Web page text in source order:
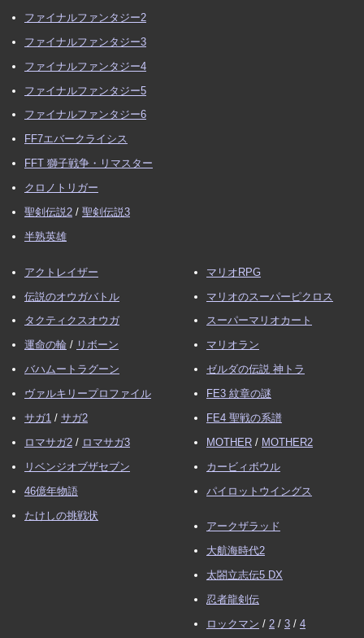
ファイナルファンタジー2
ファイナルファンタジー3
ファイナルファンタジー4
ファイナルファンタジー5
ファイナルファンタジー6
FF7エバークライシス
FFT 獅子戦争・リマスター
クロノトリガー
聖剣伝説2 / 聖剣伝説3
半熟英雄
アクトレイザー
伝説のオウガバトル
タクティクスオウガ
運命の輪 / リボーン
バハムートラグーン
ヴァルキリープロファイル
サガ1 / サガ2
ロマサガ2 / ロマサガ3
リベンジオブザセブン
46億年物語
たけしの挑戦状
マリオRPG
マリオのスーパーピクロス
スーパーマリオカート
マリオラン
ゼルダの伝説 神トラ
FE3 紋章の謎
FE4 聖戦の系譜
MOTHER / MOTHER2
カービィボウル
パイロットウイングス
アークザラッド
大航海時代2
太閤立志伝5 DX
忍者龍剣伝
ロックマン / 2 / 3 / 4